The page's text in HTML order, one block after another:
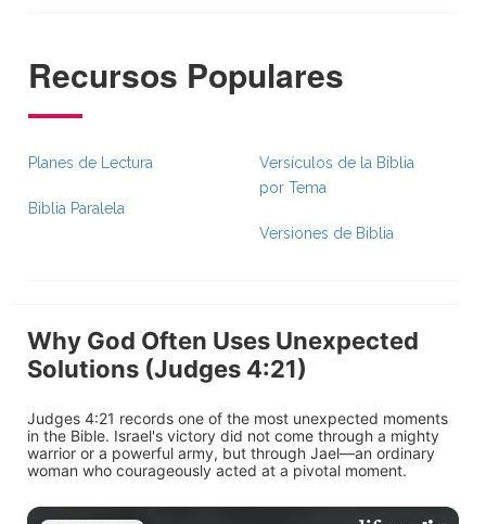
Recursos Populares
Planes de Lectura
Biblia Paralela
Versículos de la Biblia
por Tema
Versiones de Biblia
Why God Often Uses Unexpected
Solutions (Judges 4:21)
Judges 4:21 records one of the most unexpected moments
in the Bible. Israel's victory did not come through a mighty
warrior or a powerful army, but through Jael—an ordinary
woman who courageously acted at a pivotal moment.